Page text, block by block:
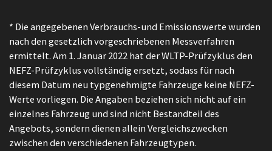
* Die angegebenen Verbrauchs-und Emissionswerte wurden
nach den gesetzlich vorgeschriebenen Messverfahren
ermittelt. Am 1. Januar 2022 hat der WLTP-Prüfzyklus den
NEFZ-Prüfzyklus vollständig ersetzt, sodass für nach
diesem Datum neu typgenehmigte Fahrzeuge keine NEFZ-
Werte vorliegen. Die Angaben beziehen sich nicht auf ein
einzelnes Fahrzeug und sind nicht Bestandteil des
Angebots, sondern dienen allein Vergleichszwecken
zwischen den verschiedenen Fahrzeugtypen.